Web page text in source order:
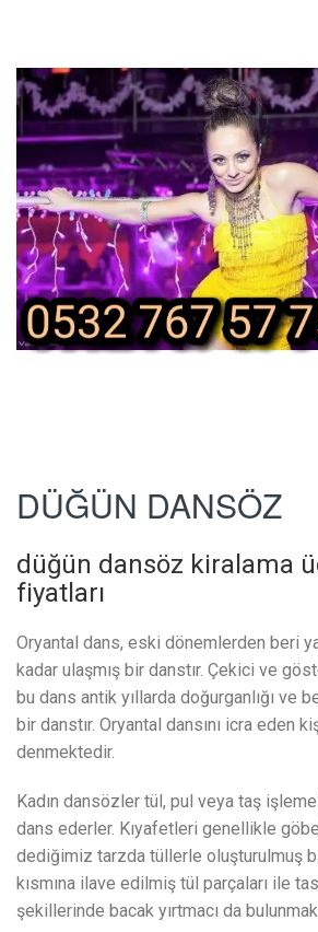
DÜĞÜN DANSÖZ
düğün dansöz kiralama
fiyatları
Oryantal dans, eski dönemlerden beri
kadar ulaşmış bir danstır. Çekici ve
bu dans antik yıllarda doğurganlığı ve
bir danstır. Oryantal dansını icra eden
denmektedir.
Kadın dansözler tül, pul veya taş
dans ederler. Kıyafetleri genellikle
dediğimiz tarzda tüllerle oluşturulmuş
kısmına ilave edilmiş tül parçaları ile
şekillerinde bacak yırtmacı da